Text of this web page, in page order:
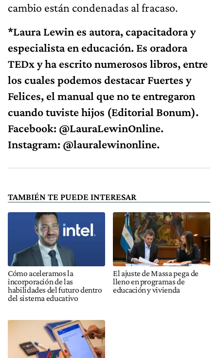
cambio están condenadas al fracaso.
*Laura Lewin es autora, capacitadora y
especialista en educación. Es oradora
TEDx y ha escrito numerosos libros, entre
los cuales podemos destacar Fuertes y
Felices, el manual que no te entregaron
cuando tuviste hijos (Editorial Bonum).
Facebook: @LauraLewinOnline.
Instagram: @lauralewinonline.
TAMBIÉN TE PUEDE INTERESAR
Cómo aceleramos la
incorporación de las
habilidades del futuro dentro
del sistema educativo
El ajuste de Massa pega de
lleno en programas de
educación y vivienda